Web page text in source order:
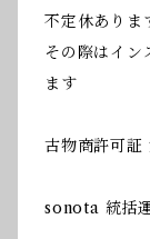
不定休ありま
その際はイン
ます
古物商許可証
sonota 統括